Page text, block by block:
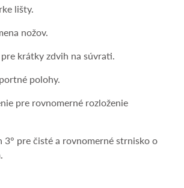
lišty.
nožov.
krátky zdvih na súvrati.
polohy.
pre rovnomerné rozloženie
3° pre čisté a rovnomerné strnisko o